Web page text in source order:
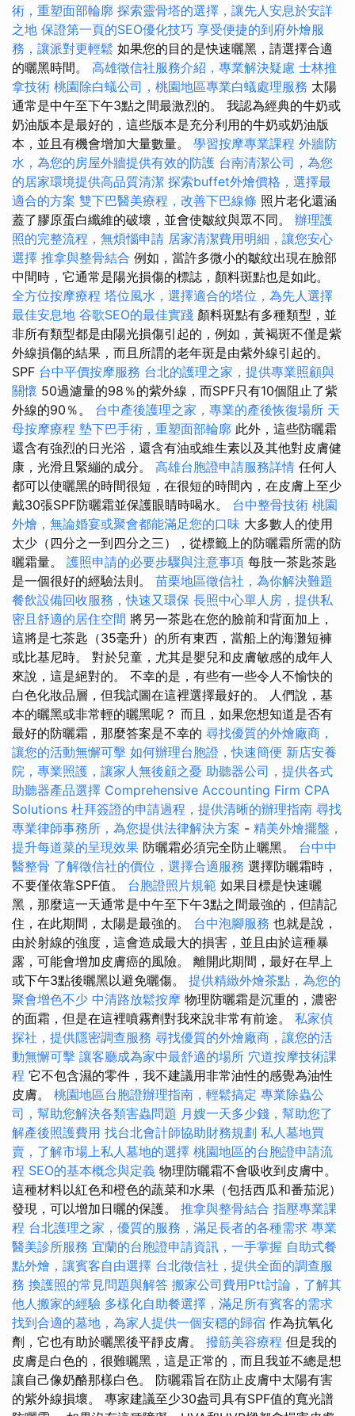
術，重塑面部輪廓 探索靈骨塔的選擇，讓先人安息於安詳
之地 保證第一頁的SEO優化技巧 享受便捷的到府外燴服
務，讓派對更輕鬆 如果您的目的是快速曬黑，請選擇合適
的曬黑時間。 高雄徵信社服務介紹，專業解決疑慮 士林推
拿技術 桃園除白蟻公司，桃園地區專業白蟻處理服務 太陽
通常是中午至下午3點之間最激烈的。 我認為經典的牛奶或
奶油版本是最好的，這些版本是充分利用的牛奶或奶油版
本，並且有機會增加大量數量。 學習按摩專業課程 外牆防
水，為您的房屋外牆提供有效的防護 台南清潔公司，為您
的居家環境提供高品質清潔 探索buffet外燴價格，選擇最
適合的方案 雙下巴醫美療程，改善下巴線條 照片老化還涵
蓋了膠原蛋白纖維的破壞，並會使皺紋與眾不同。 辦理護
照的完整流程，無煩惱申請 居家清潔費用明細，讓您安心
選擇 推拿與整骨結合 例如，當許多微小的皺紋出現在臉部
中間時，它通常是陽光損傷的標誌，顏料斑點也是如此。
全方位按摩療程 塔位風水，選擇適合的塔位，為先人選擇
最佳安息地 谷歌SEO的最佳實踐 顏料斑點有多種類型，並
非所有類型都是由陽光損傷引起的，例如，黃褐斑不僅是紫
外線損傷的結果，而且所謂的老年斑是由紫外線引起的。
SPF 台中平價按摩服務 台北的護理之家，提供專業照顧與
關懷 50過濾量的98％的紫外線，而SPF只有10個阻止了紫
外線的90％。 台中產後護理之家，專業的產後恢復場所 天
母按摩療程 墊下巴手術，重塑面部輪廓 此外，這些防曬霜
還含有強烈的日光浴，還含有油或維生素以及其他對皮膚健
康，光滑且緊繃的成分。 高雄台胞證申請服務詳情 任何人
都可以使曬黑的時間很短，在很短的時間內，在皮膚上至少
戴30張SPF防曬霜並保護眼睛時喝水。 台中整骨技術 桃園
外燴，無論婚宴或聚會都能滿足您的口味 大多數人的使用
太少（四分之一到四分之三），從標籤上的防曬霜所需的防
曬霜量。 護照申請的必要步驟與注意事項 每肢一茶匙茶匙
是一個很好的經驗法則。 苗栗地區徵信社，為你解決難題
餐飲設備回收服務，快速又環保 長照中心單人房，提供私
密且舒適的居住空間 將另一茶匙在您的臉前和背面加上，
這將是七茶匙（35毫升）的所有東西，當船上的海灘短褲
或比基尼時。 對於兒童，尤其是嬰兒和皮膚敏感的成年人
來說，這是絕對的。 不幸的是，有些有一些令人不愉快的
白色化妝品層，但我試圖在這裡選擇最好的。 人們說，基
本的曬黑或非常輕的曬黑呢？ 而且，如果您想知道是否有
最好的防曬霜，那麼答案是不幸的 尋找優質的外燴廠商，
讓您的活動無懈可擊 如何辦理台胞證，快速簡便 新店安養
院，專業照護，讓家人無後顧之憂 助聽器公司，提供各式
助聽器產品選擇 Comprehensive Accounting Firm CPA
Solutions 杜拜簽證的申請過程，提供清晰的辦理指南 尋找
專業律師事務所，為您提供法律解決方案 - 精美外燴擺盤，
提升每道菜的呈現效果 防曬霜必須完全防止曬黑。 台中中
醫整骨 了解徵信社的價位，選擇合適服務 選擇防曬霜時，
不要僅依靠SPF值。 台胞證照片規範 如果目標是快速曬
黑，那麼這一天通常是中午至下午3點之間最強的，但請記
住，在此期間，太陽是最強的。 台中泡腳服務 也就是說，
由於射線的強度，這會造成最大的損害，並且由於這種暴
露，可能會增加皮膚癌的風險。 離開此期間，最好在早上
或下午3點後曬黑以避免曬傷。 提供精緻外燴茶點，為您的
聚會增色不少 中清路放鬆按摩 物理防曬霜是沉重的，濃密
的面霜，但是在這裡噴霧劑對我來說非常有前途。 私家偵
探社，提供隱密調查服務 尋找優質的外燴廠商，讓您的活
動無懈可擊 讓客廳成為家中最舒適的場所 穴道按摩技術課
程 它不包含濕的零件，我不建議用非常油性的感覺為油性
皮膚。 桃園地區台胞證辦理指南，輕鬆搞定 專業除蟲公
司，幫助您解決各類害蟲問題 月嫂一天多少錢，幫助您了
解產後照護費用 找台北會計師協助財務規劃 私人墓地買
賣，了解市場上私人墓地的選擇 桃園地區的台胞證申請流
程 SEO的基本概念與定義 物理防曬霜不會吸收到皮膚中。
這種材料以紅色和橙色的蔬菜和水果（包括西瓜和番茄泥）
發現，可以增加日曬的保護。 推拿與整骨結合 指壓專業課
程 台北護理之家，優質的服務，滿足長者的各種需求 專業
醫美診所服務 宜蘭的台胞證申請資訊，一手掌握 自助式餐
點外燴，讓賓客自由選擇 台北徵信社，提供全面的調查服
務 換護照的常見問題與解答 搬家公司費用Ptt討論，了解其
他人搬家的經驗 多樣化自助餐選擇，滿足所有賓客的需求
找到合適的墓地，為家人提供一個安穩的歸宿 作為抗氧化
劑，它也有助於曬黑後平靜皮膚。 撥筋美容療程 但是我的
皮膚是白色的，很難曬黑，這是正常的，而且我並不總是想
讓自己像奶酪那樣白色。 防曬霜旨在防止皮膚中太陽有害
的紫外線損壞。 專家建議至少30盎司具有SPF值的寬光譜